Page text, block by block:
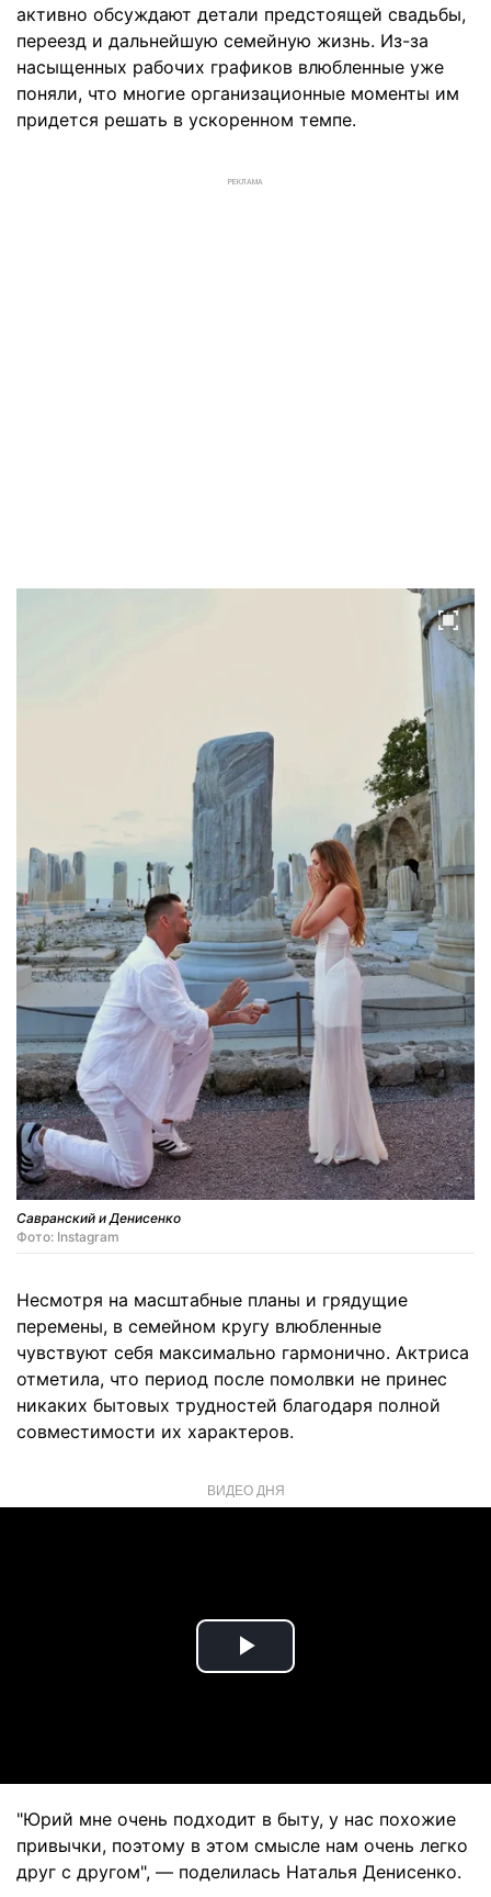
активно обсуждают детали предстоящей свадьбы,
переезд и дальнейшую семейную жизнь. Из-за
насыщенных рабочих графиков влюбленные уже
поняли, что многие организационные моменты им
придется решать в ускоренном темпе.
РЕКЛАМА
Савранский и Денисенко
Фото: Instagram
Несмотря на масштабные планы и грядущие
перемены, в семейном кругу влюбленные
чувствуют себя максимально гармонично. Актриса
отметила, что период после помолвки не принес
никаких бытовых трудностей благодаря полной
совместимости их характеров.
ВИДЕО ДНЯ
Play
"Юрий мне очень подходит в быту, у нас похожие
привычки, поэтому в этом смысле нам очень легко
друг с другом", — поделилась Наталья Денисенко.